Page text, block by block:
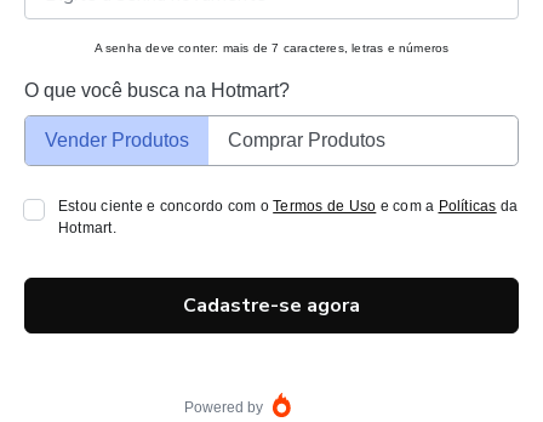
A senha deve conter: mais de 7 caracteres, letras e números
O que você busca na Hotmart?
Vender Produtos Comprar Produtos
Estou ciente e concordo com oTermos de Uso e com a Políticas da
Hotmart.
Cadastre-se agora
Powered by